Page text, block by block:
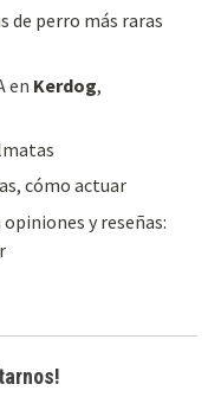
de perro más raras
en Kerdog,
cómo actuar
y reseñas: